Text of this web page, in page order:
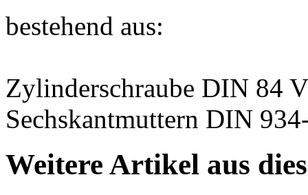
bestehend aus:
Zylinderschraube DIN 84
Sechskantmuttern DIN
Weitere Artikel aus